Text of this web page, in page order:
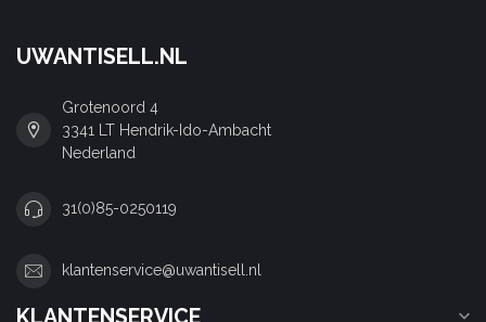
UWANTISELL.NL
Grotenoord 4
3341 LT Hendrik-Ido-Ambacht
Nederland
31(0)85-0250119
klantenservice@uwantisell.nl
KLANTENSERVICE